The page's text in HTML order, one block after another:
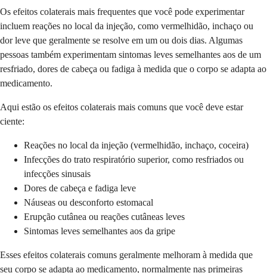
Os efeitos colaterais mais frequentes que você pode experimentar
incluem reações no local da injeção, como vermelhidão, inchaço ou
dor leve que geralmente se resolve em um ou dois dias. Algumas
pessoas também experimentam sintomas leves semelhantes aos de um
resfriado, dores de cabeça ou fadiga à medida que o corpo se adapta ao
medicamento.
Aqui estão os efeitos colaterais mais comuns que você deve estar
ciente:
Reações no local da injeção (vermelhidão, inchaço, coceira)
Infecções do trato respiratório superior, como resfriados ou
infecções sinusais
Dores de cabeça e fadiga leve
Náuseas ou desconforto estomacal
Erupção cutânea ou reações cutâneas leves
Sintomas leves semelhantes aos da gripe
Esses efeitos colaterais comuns geralmente melhoram à medida que
seu corpo se adapta ao medicamento, normalmente nas primeiras